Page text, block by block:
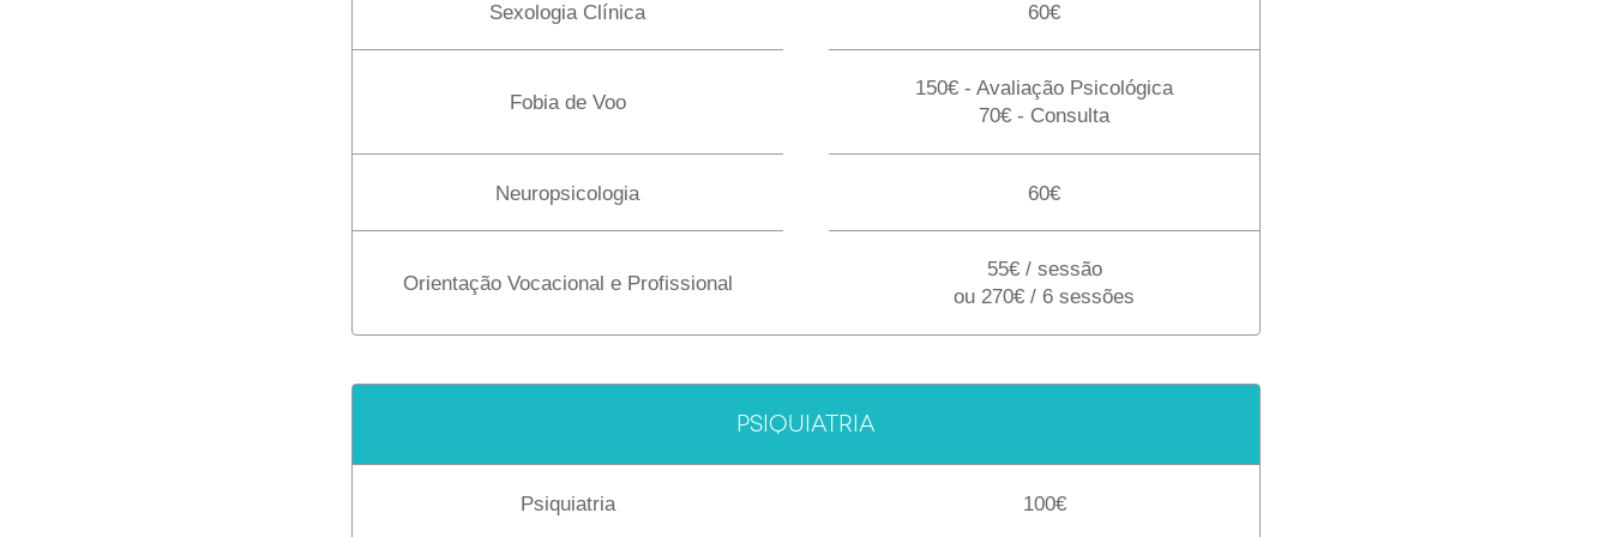
Sexologia Clínica 60€
Fobia de Voo
150€ - Avaliação Psicológica
70€ - Consulta
Neuropsicologia 60€
Orientação Vocacional e Profissional
55€ / sessão
ou 270€ / 6 sessões
PSIQUIATRIA
Psiquiatria 100€